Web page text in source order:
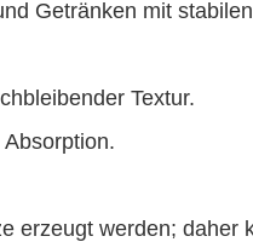
Getränken mit
Textur.
erzeugt werden; daher